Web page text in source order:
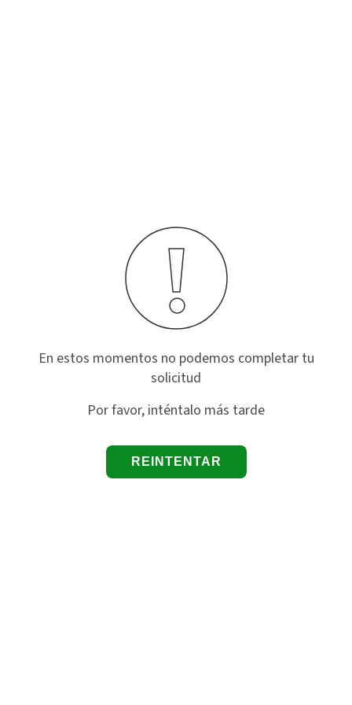
En estos momentos no podemos completar tu
solicitud
Por favor, inténtalo más tarde
REINTENTAR